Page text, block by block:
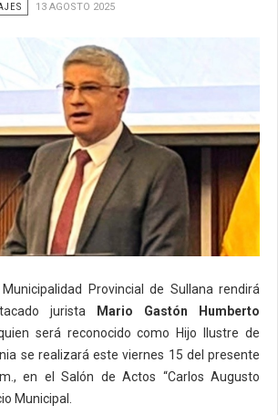
13 AGOSTO 2025
Municipalidad Provincial de Sullana rendirá
jurista
Mario Gastón Humberto
será reconocido como Hijo Ilustre de
se realizará este viernes 15 del presente
en el Salón de Actos “Carlos Augusto
Municipal.